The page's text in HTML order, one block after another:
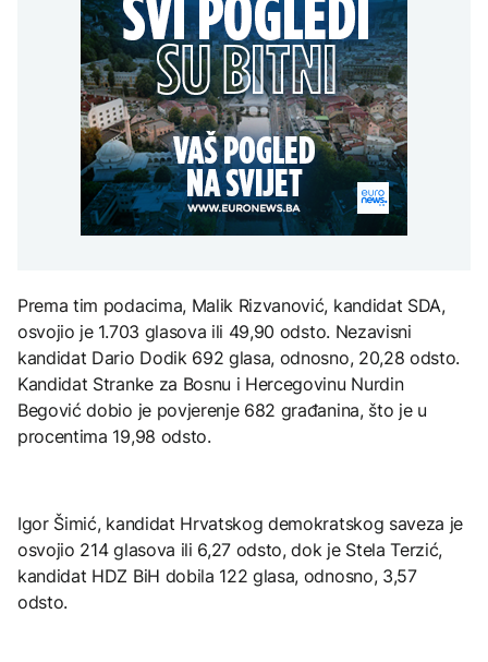
zatvorena obilaznica
uputstva za skreniranje
AKTUELNO
Požar se širi Bijeljinom,
zatvorena obilaznica
AKTUELNO
Plan da se u Crnoj Gori
prave centri za prihvat
migranata? Spajić:
Nismo vodili pregovore
Hirošima obilježava
godišnjicu atomskog
bombardovanja: Poziv
na ukidanje nuklearnog
oružja
FOKUS
Žedni za novcem: Koje bi
nove poreze EU mogla
uvesti od 2028. godine?
spektakl “Brechtovi
duhovi”
TEHNOLOGIJA
Dio rakete SpaceX
velikom brzinom pada
na Mjesec
Britanska kraljevska
kovnica iz elektronskog
otpada izdvaja zlato
Prema tim podacima, Malik Rizvanović, kandidat SDA,
osvojio je 1.703 glasova ili 49,90 odsto. Nezavisni
kandidat Dario Dodik 692 glasa, odnosno, 20,28 odsto.
Kandidat Stranke za Bosnu i Hercegovinu Nurdin
Begović dobio je povjerenje 682 građanina, što je u
procentima 19,98 odsto.
Igor Šimić, kandidat Hrvatskog demokratskog saveza je
osvojio 214 glasova ili 6,27 odsto, dok je Stela Terzić,
kandidat HDZ BiH dobila 122 glasa, odnosno, 3,57
odsto.